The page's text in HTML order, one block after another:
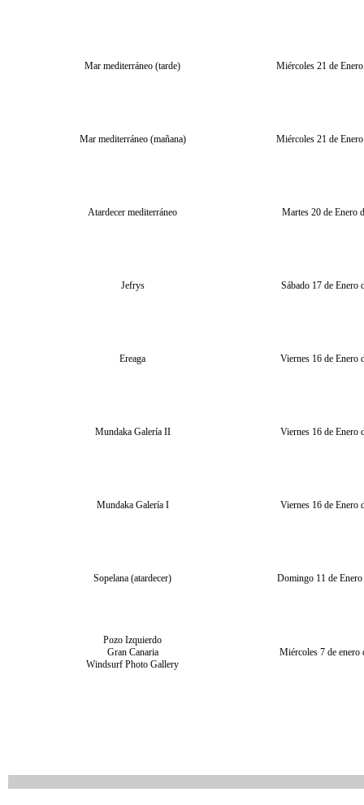
Mar mediterráneo (tarde) Miércoles 21 de
Mar mediterráneo (mañana) Miércoles 21 de
Atardecer mediterráneo Martes 20 de Enero
Jefrys Sábado 17 de Enero
Ereaga Viernes 16 de Enero
Mundaka Galería II Viernes 16 de Enero
Mundaka Galería I Viernes 16 de Enero
Sopelana (atardecer) Domingo 11 de Enero
Pozo Izquierdo
Gran Canaria
Windsurf Photo Gallery
Miércoles 7 de enero